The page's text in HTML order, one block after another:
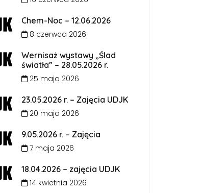
Chem-Noc – 12.06.2026
8 czerwca 2026
Wernisaż wystawy „Ślad
światła” – 28.05.2026 r.
25 maja 2026
23.05.2026 r. – Zajęcia UDJK
20 maja 2026
9.05.2026 r. – Zajęcia
7 maja 2026
18.04.2026 – zajęcia UDJK
14 kwietnia 2026